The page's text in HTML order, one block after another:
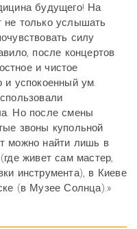
будущего! На
не только услышать
силу
после концертов
и чистое
и успокоенный ум.
Но после смены
звоны купольной
можно найти лишь в
живет сам мастер,
инструмента), в Киеве
(в Музее Солнца).»